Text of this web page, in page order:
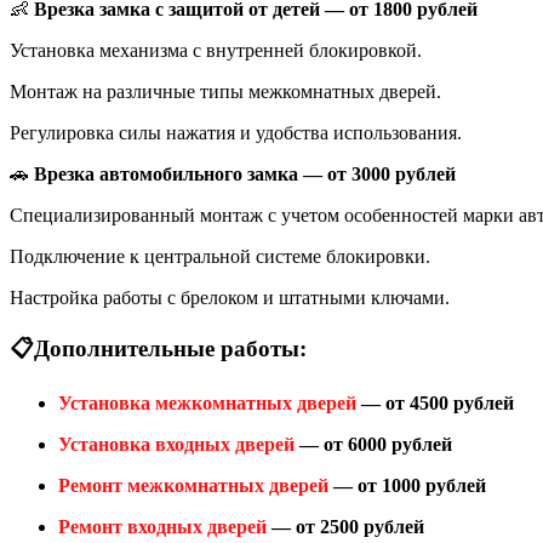
👶 Врезка замка с защитой от детей — от 1800 рублей
Установка механизма с внутренней блокировкой.
Монтаж на различные типы межкомнатных дверей.
Регулировка силы нажатия и удобства использования.
🚗 Врезка автомобильного замка — от 3000 рублей
Специализированный монтаж с учетом особенностей марки
Подключение к центральной системе блокировки.
Настройка работы с брелоком и штатными ключами.
📋Дополнительные работы:
Установка межкомнатных дверей— от 4500 рублей
Установка входных дверей— от 6000 рублей
Ремонт межкомнатных дверей— от 1000 рублей
Ремонт входных дверей— от 2500 рублей